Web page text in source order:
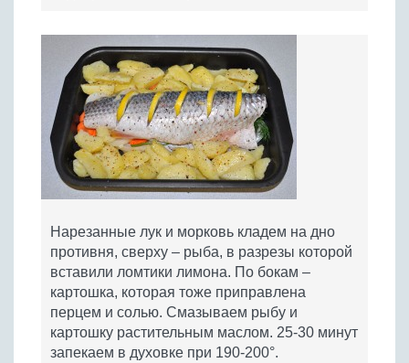
Нарезанные лук и морковь кладем на дно
противня, сверху – рыба, в разрезы которой
вставили ломтики лимона. По бокам –
картошка, которая тоже приправлена
перцем и солью. Смазываем рыбу и
картошку растительным маслом. 25-30 минут
запекаем в духовке при 190-200°.